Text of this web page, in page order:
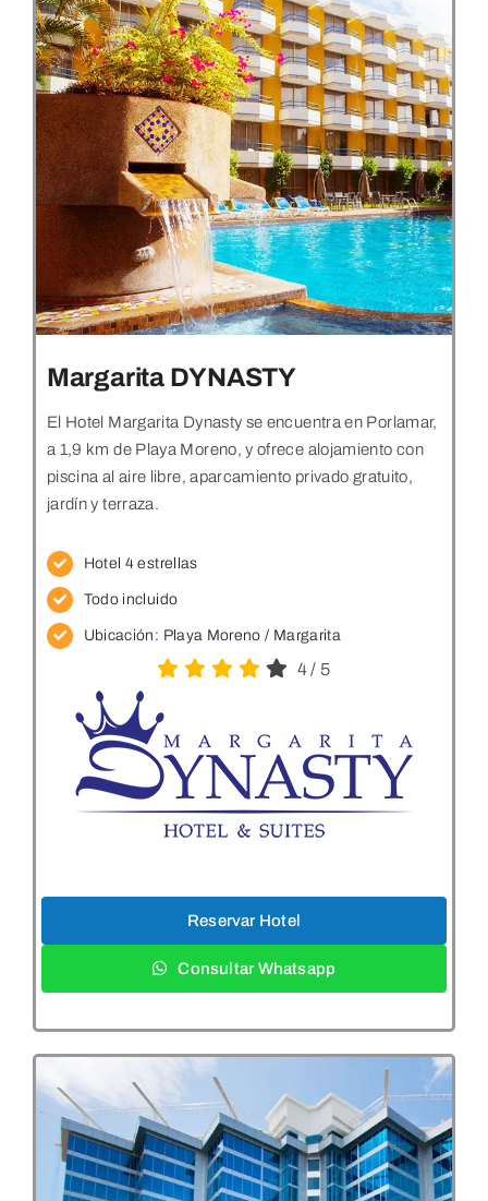
Margarita DYNASTY
El Hotel Margarita Dynasty se encuentra en Porlamar,
a 1,9 km de Playa Moreno, y ofrece alojamiento con
piscina al aire libre, aparcamiento privado gratuito,
jardín y terraza.
Hotel 4 estrellas
Todo incluido
Ubicación: Playa Moreno / Margarita
4/ 5
Reservar Hotel
Consultar Whatsapp